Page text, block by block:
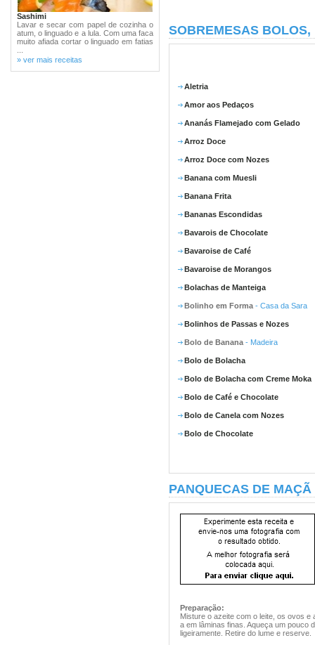
Sashimi
Lavar e secar com papel de cozinha o
atum, o linguado e a lula. Com uma faca
muito afiada cortar o linguado em fatias
» ver mais receitas
SOBREMESAS
Aletria
Amor aos Pedaços
Ananás Flamejado com Gelado
Arroz Doce
Arroz Doce com Nozes
Banana com Muesli
Banana Frita
Bananas Escondidas
Bavarois de Chocolate
Bavaroise de Café
Bavaroise de Morangos
Bolachas de Manteiga
Bolinho em Forma - Casa da Sara
Bolinhos de Passas e Nozes
Bolo de Banana - Madeira
Bolo de Bolacha
Bolo de Bolacha com Creme Moka
Bolo de Café e Chocolate
Bolo de Canela com Nozes
Bolo de Chocolate
PANQUECAS DE
Preparação:
Misture o azeite com o leite, os ovos
a em lâminas finas. Aqueça um pouco
ligeiramente. Retire do lume e reserve.